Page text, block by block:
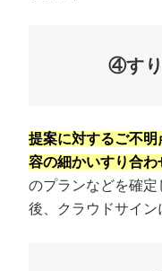
④すり
提案に対するご不
容の細かいすり合わ
のプランなどを確
後、クラウドサイン